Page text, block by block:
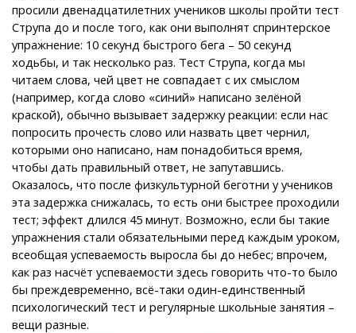
просили двенадцатилетних учеников школы пройти тест
Струпа до и после того, как они выполнят спринтерское
упражнение: 10 секунд быстрого бега – 50 секунд
ходьбы, и так несколько раз. Тест Струпа, когда мы
читаем слова, чей цвет не совпадает с их смыслом
(например, когда слово «синий» написано зелёной
краской), обычно вызывает задержку реакции: если нас
попросить прочесть слово или назвать цвет чернил,
которыми оно написано, нам понадобиться время,
чтобы дать правильный ответ, не запутавшись.
Оказалось, что после физкультурной беготни у учеников
эта задержка снижалась, то есть они быстрее проходили
тест; эффект длился 45 минут. Возможно, если бы такие
упражнения стали обязательными перед каждым уроком,
всеобщая успеваемость выросла бы до небес; впрочем,
как раз насчёт успеваемости здесь говорить что-то было
бы преждевременно, всё-таки один-единственный
психологический тест и регулярные школьные занятия –
вещи разные.